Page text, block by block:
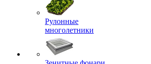
Рулонные
многолетники